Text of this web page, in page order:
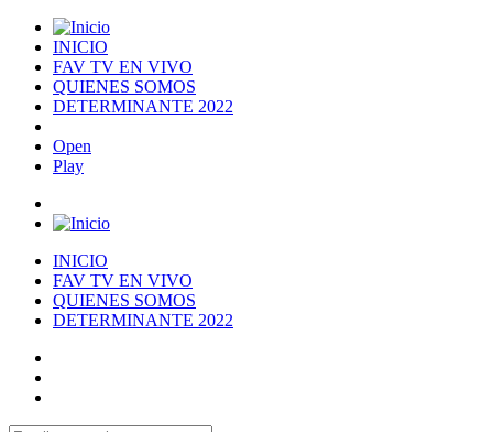
INICIO
FAV TV EN VIVO
QUIENES SOMOS
DETERMINANTE 2022
Open
Play
INICIO
FAV TV EN VIVO
QUIENES SOMOS
DETERMINANTE 2022